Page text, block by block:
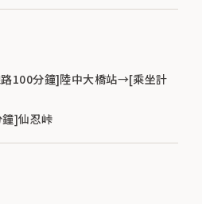
100分鐘]陸中大橋站→[乘坐計
]仙忍峠